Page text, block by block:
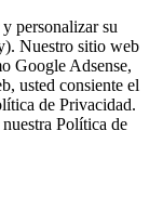
personalizar su
Nuestro sitio web
Google Adsense,
usted consiente el
de Privacidad.
Política de